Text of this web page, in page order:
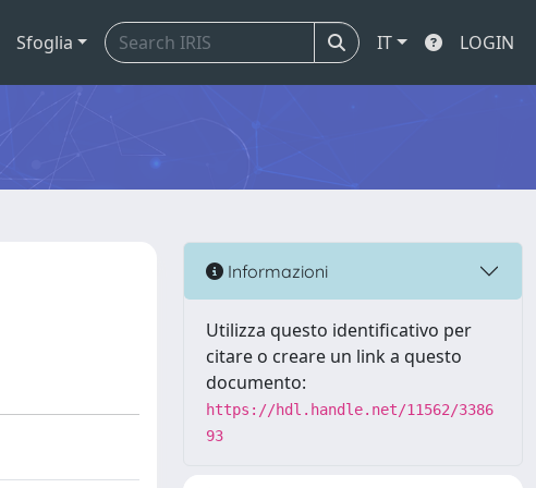
Sfoglia IT LOGIN
Informazioni
Utilizza questo identificativo per
citare o creare un link a questo
documento:
https://hdl.handle.net/11562/3386
93